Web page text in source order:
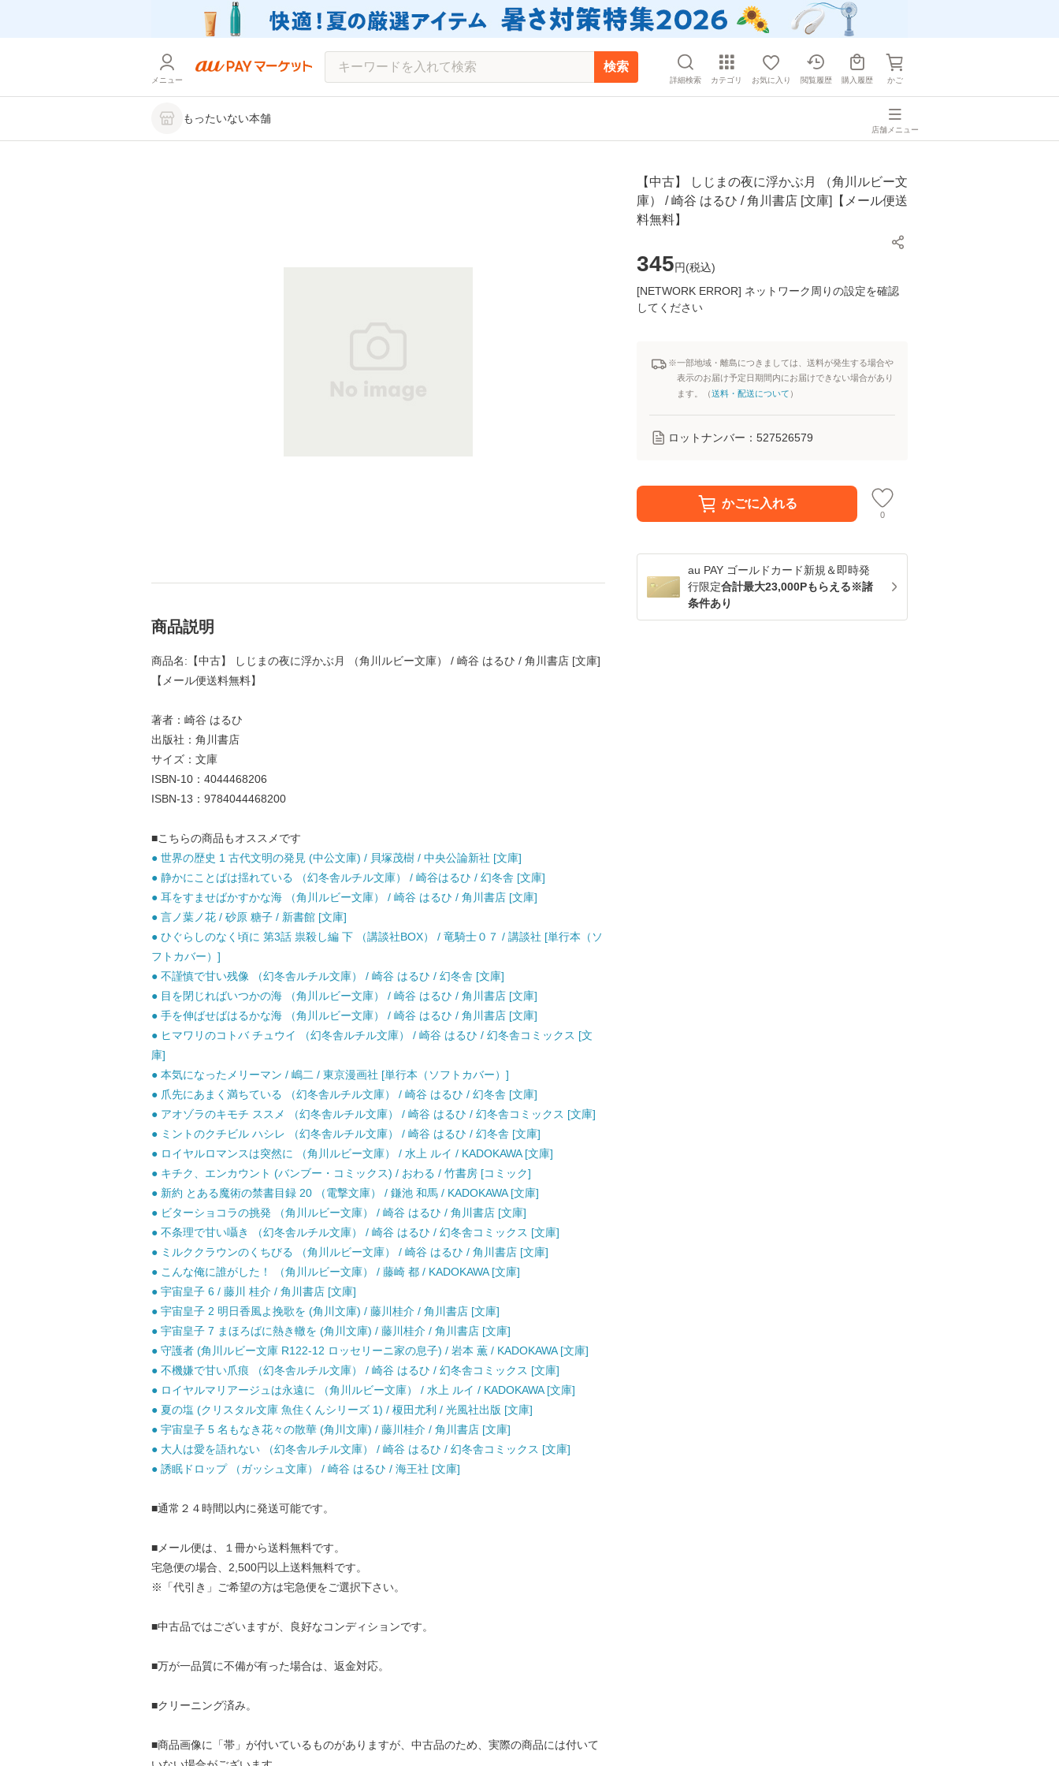
メニュー
検索
詳細検索 カテゴリ お気に入り 閲覧履歴 購入履歴 かご
もったいない本舗
店舗メニュー
【中古】 しじまの夜に浮かぶ月 （角川ルビー文
庫） / 崎谷 はるひ / 角川書店 [文庫]【メール便送
料無料】
345円(税込)
[NETWORK ERROR] ネットワーク周りの設定を確認
してください
※一部地域・離島につきましては、送料が発生する場合や
表示のお届け予定日期間内にお届けできない場合があり
ます。（送料・配送について ）
ロットナンバー： 527526579
かごに入れる
0
au PAY ゴールドカード新規＆即時発
行限定合計最大23,000Pもらえる※諸
条件あり
商品説明
商品名:【中古】 しじまの夜に浮かぶ月 （角川ルビー文庫） / 崎谷 はるひ / 角川書店 [文庫]
【メール便送料無料】
著者：崎谷 はるひ
出版社：角川書店
サイズ：文庫
ISBN-10：4044468206
ISBN-13：9784044468200
■こちらの商品もオススメです
● 世界の歴史 1 古代文明の発見 (中公文庫) / 貝塚茂樹 / 中央公論新社 [文庫]
● 静かにことばは揺れている （幻冬舎ルチル文庫） / 崎谷はるひ / 幻冬舎 [文庫]
● 耳をすませばかすかな海 （角川ルビー文庫） / 崎谷 はるひ / 角川書店 [文庫]
● 言ノ葉ノ花 / 砂原 糖子 / 新書館 [文庫]
● ひぐらしのなく頃に 第3話 祟殺し編 下 （講談社BOX） / 竜騎士０７ / 講談社 [単行本（ソ
フトカバー）]
● 不謹慎で甘い残像 （幻冬舎ルチル文庫） / 崎谷 はるひ / 幻冬舎 [文庫]
● 目を閉じればいつかの海 （角川ルビー文庫） / 崎谷 はるひ / 角川書店 [文庫]
● 手を伸ばせばはるかな海 （角川ルビー文庫） / 崎谷 はるひ / 角川書店 [文庫]
● ヒマワリのコトバ チュウイ （幻冬舎ルチル文庫） / 崎谷 はるひ / 幻冬舎コミックス [文
庫]
● 本気になったメリーマン / 嶋二 / 東京漫画社 [単行本（ソフトカバー）]
● 爪先にあまく満ちている （幻冬舎ルチル文庫） / 崎谷 はるひ / 幻冬舎 [文庫]
● アオゾラのキモチ ススメ （幻冬舎ルチル文庫） / 崎谷 はるひ / 幻冬舎コミックス [文庫]
● ミントのクチビル ハシレ （幻冬舎ルチル文庫） / 崎谷 はるひ / 幻冬舎 [文庫]
● ロイヤルロマンスは突然に （角川ルビー文庫） / 水上 ルイ / KADOKAWA [文庫]
● キチク、エンカウント (バンブー・コミックス) / おわる / 竹書房 [コミック]
● 新約 とある魔術の禁書目録 20 （電撃文庫） / 鎌池 和馬 / KADOKAWA [文庫]
● ビターショコラの挑発 （角川ルビー文庫） / 崎谷 はるひ / 角川書店 [文庫]
● 不条理で甘い囁き （幻冬舎ルチル文庫） / 崎谷 はるひ / 幻冬舎コミックス [文庫]
● ミルククラウンのくちびる （角川ルビー文庫） / 崎谷 はるひ / 角川書店 [文庫]
● こんな俺に誰がした！ （角川ルビー文庫） / 藤崎 都 / KADOKAWA [文庫]
● 宇宙皇子 6 / 藤川 桂介 / 角川書店 [文庫]
● 宇宙皇子 2 明日香風よ挽歌を (角川文庫) / 藤川桂介 / 角川書店 [文庫]
● 宇宙皇子 7 まほろばに熱き轍を (角川文庫) / 藤川桂介 / 角川書店 [文庫]
● 守護者 (角川ルビー文庫 R122-12 ロッセリーニ家の息子) / 岩本 薫 / KADOKAWA [文庫]
● 不機嫌で甘い爪痕 （幻冬舎ルチル文庫） / 崎谷 はるひ / 幻冬舎コミックス [文庫]
● ロイヤルマリアージュは永遠に （角川ルビー文庫） / 水上 ルイ / KADOKAWA [文庫]
● 夏の塩 (クリスタル文庫 魚住くんシリーズ 1) / 榎田尤利 / 光風社出版 [文庫]
● 宇宙皇子 5 名もなき花々の散華 (角川文庫) / 藤川桂介 / 角川書店 [文庫]
● 大人は愛を語れない （幻冬舎ルチル文庫） / 崎谷 はるひ / 幻冬舎コミックス [文庫]
● 誘眠ドロップ （ガッシュ文庫） / 崎谷 はるひ / 海王社 [文庫]
■通常２４時間以内に発送可能です。
■メール便は、１冊から送料無料です。
宅急便の場合、2,500円以上送料無料です。
※「代引き」ご希望の方は宅急便をご選択下さい。
■中古品ではございますが、良好なコンディションです。
■万が一品質に不備が有った場合は、返金対応。
■クリーニング済み。
■商品画像に「帯」が付いているものがありますが、中古品のため、実際の商品には付いて